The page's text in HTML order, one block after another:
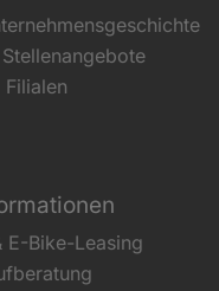
E-Bike-Leasing